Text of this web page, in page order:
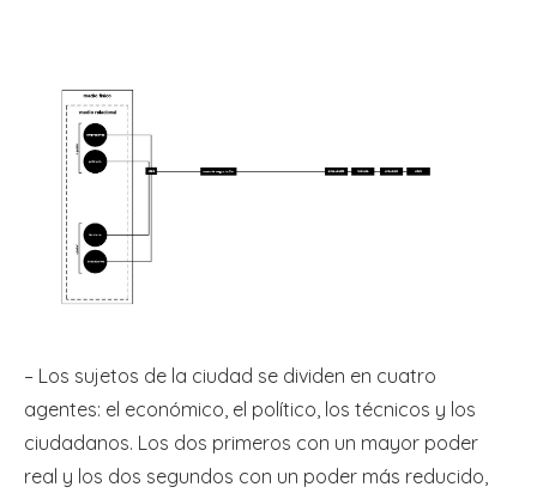
– Los sujetos de la ciudad se dividen en cuatro
agentes: el económico, el político, los técnicos y los
ciudadanos. Los dos primeros con un mayor poder
real y los dos segundos con un poder más reducido,